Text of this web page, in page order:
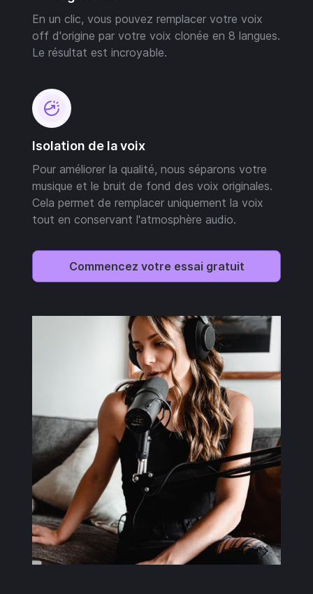
En un clic, vous pouvez remplacer votre voix
off d'origine par votre voix clonée en 8 langues.
Le résultat est incroyable.
Isolation de la voix
Pour améliorer la qualité, nous séparons votre
musique et le bruit de fond des voix originales.
Cela permet de remplacer uniquement la voix
tout en conservant l'atmosphère audio.
Commencez votre essai gratuit